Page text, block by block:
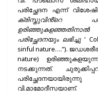
പരിച്ഛേദന എന്ന്
ക്രിസ്തുവിൻ്റെ
പരിച്ഛേദനയും ലഭിച്ചു‘
sinful nature….”).
nature)
നടക്കുന്നത്.
വി.മാമോദീസയാണ്.